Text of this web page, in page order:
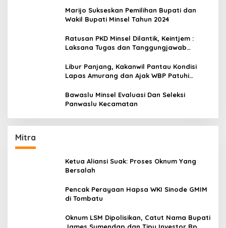
Marijo Sukseskan Pemilihan Bupati dan
Wakil Bupati Minsel Tahun 2024
Ratusan PKD Minsel Dilantik, Keintjem :
Laksana Tugas dan Tanggungjawab
Libur Panjang, Kakanwil Pantau Kondisi
Lapas Amurang dan Ajak WBP Patuhi
Bawaslu Minsel Evaluasi Dan Seleksi
Panwaslu Kecamatan
Mitra
Ketua Aliansi Suak: Proses Oknum Yang
Bersalah
Pencak Perayaan Hapsa WKI Sinode GMIM
di Tombatu
Oknum LSM Dipolisikan, Catut Nama Bupati
James Sumendap dan Tipu Investor Rp